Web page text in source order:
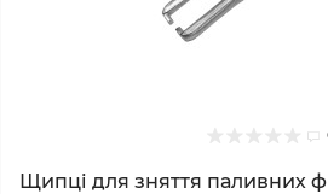
Щипці для зняття паливних